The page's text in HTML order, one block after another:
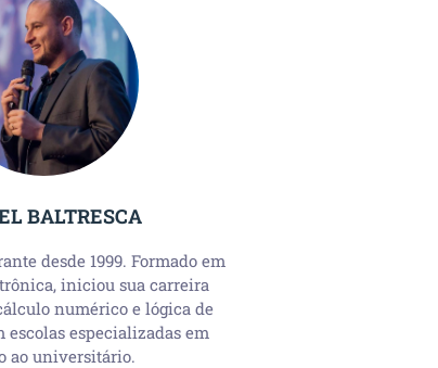
BALTRESCA
desde 1999. Formado em
iniciou sua carreira
numérico e lógica de
escolas especializadas em
ao universitário.